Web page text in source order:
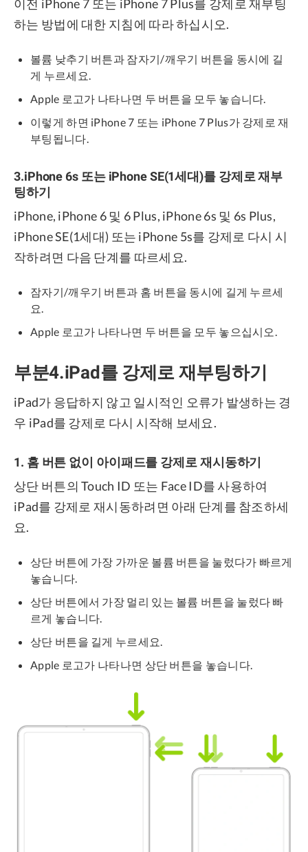
이전 iPhone 7 또는 iPhone 7 Plus를 강제로 재부팅
하는 방법에 대한 지침에 따라 하십시오.
볼륨 낮추기 버튼과 잠자기/깨우기 버튼을 동시에 길
게 누르세요.
Apple 로고가 나타나면 두 버튼을 모두 놓습니다.
이렇게 하면 iPhone 7 또는 iPhone 7 Plus가 강제로 재
부팅됩니다.
3.iPhone 6s 또는 iPhone SE(1세대)를 강제로 재부
팅하기
iPhone, iPhone 6 및 6 Plus, iPhone 6s 및 6s Plus,
iPhone SE(1세대) 또는 iPhone 5s를 강제로 다시 시
작하려면 다음 단계를 따르세요.
잠자기/깨우기 버튼과 홈 버튼을 동시에 길게 누르세
요.
Apple 로고가 나타나면 두 버튼을 모두 놓으십시오.
부분4.iPad를 강제로 재부팅하기
iPad가 응답하지 않고 일시적인 오류가 발생하는 경
우 iPad를 강제로 다시 시작해 보세요.
1. 홈 버튼 없이 아이패드를 강제로 재시동하기
상단 버튼의 Touch ID 또는 Face ID를 사용하여
iPad를 강제로 재시동하려면 아래 단계를 참조하세
요.
상단 버튼에 가장 가까운 볼륨 버튼을 눌렀다가 빠르게
놓습니다.
상단 버튼에서 가장 멀리 있는 볼륨 버튼을 눌렀다 빠
르게 놓습니다.
상단 버튼을 길게 누르세요.
Apple 로고가 나타나면 상단 버튼을 놓습니다.